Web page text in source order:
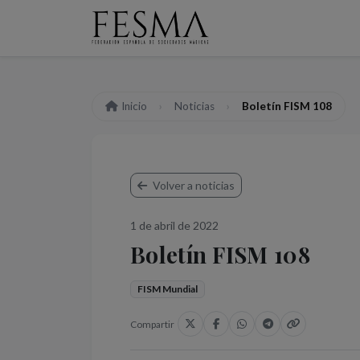
Inicio Noticias Boletín FISM 108
Volver a noticias
1 de abril de 2022
Boletín FISM 108
FISM Mundial
Compartir